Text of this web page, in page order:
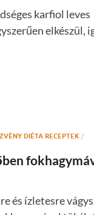
karfiol leves
elkészül,
DIÉTA RECEPTEK /
és ízletesre